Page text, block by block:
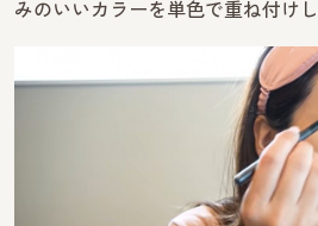
みのいいカラーを単色で重ね付けし